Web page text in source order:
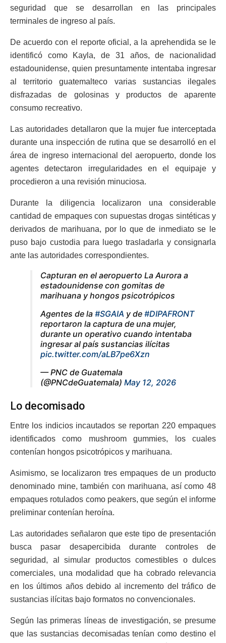
seguridad que se desarrollan en las principales
terminales de ingreso al país.
De acuerdo con el reporte oficial, a la aprehendida se le
identificó como Kayla, de 31 años, de nacionalidad
estadounidense, quien presuntamente intentaba ingresar
al territorio guatemalteco varias sustancias ilegales
disfrazadas de golosinas y productos de aparente
consumo recreativo.
Las autoridades detallaron que la mujer fue interceptada
durante una inspección de rutina que se desarrolló en el
área de ingreso internacional del aeropuerto, donde los
agentes detectaron irregularidades en el equipaje y
procedieron a una revisión minuciosa.
Durante la diligencia localizaron una considerable
cantidad de empaques con supuestas drogas sintéticas y
derivados de marihuana, por lo que de inmediato se le
puso bajo custodia para luego trasladarla y consignarla
ante las autoridades correspondientes.
Capturan en el aeropuerto La Aurora a
estadounidense con gomitas de
marihuana y hongos psicotrópicos
Agentes de la #SGAIA y de #DIPAFRONT
reportaron la captura de una mujer,
durante un operativo cuando intentaba
ingresar al país sustancias ilícitas
pic.twitter.com/aLB7pe6Xzn
— PNC de Guatemala
(@PNCdeGuatemala) May 12, 2026
Lo decomisado
Entre los indicios incautados se reportan 220 empaques
identificados como mushroom gummies, los cuales
contenían hongos psicotrópicos y marihuana.
Asimismo, se localizaron tres empaques de un producto
denominado mine, también con marihuana, así como 48
empaques rotulados como peakers, que según el informe
preliminar contenían heroína.
Las autoridades señalaron que este tipo de presentación
busca pasar desapercibida durante controles de
seguridad, al simular productos comestibles o dulces
comerciales, una modalidad que ha cobrado relevancia
en los últimos años debido al incremento del tráfico de
sustancias ilícitas bajo formatos no convencionales.
Según las primeras líneas de investigación, se presume
que las sustancias decomisadas tenían como destino el